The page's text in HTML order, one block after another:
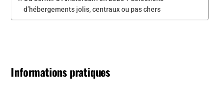
d’hébergements jolis, centraux ou pas chers
Informations pratiques